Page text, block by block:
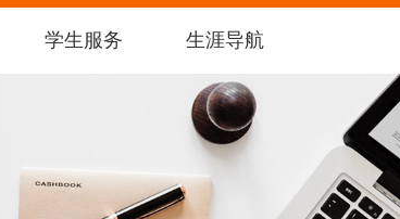
学生服务 生涯导航